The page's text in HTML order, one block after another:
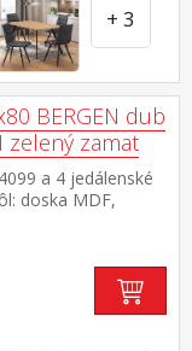
+ 3
BERGEN dub
zelený zamat
a 4 jedálenské
doska MDF,
konštrukcia,
stolička: zamatový
zelená kovová
čierna výška
(š/h/v) 120 × 80 × 75